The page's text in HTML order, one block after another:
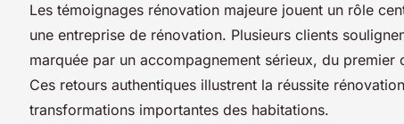
Les témoignages rénovation majeure jouent un rôle
une entreprise de rénovation. Plusieurs clients
marquée par un accompagnement sérieux, du premier
Ces retours authentiques illustrent la réussite
transformations importantes des habitations.